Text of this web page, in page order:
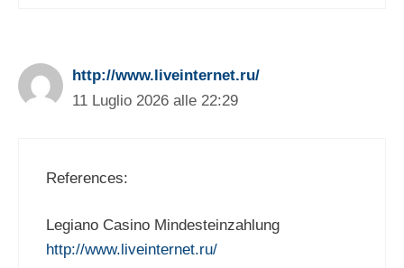
http://www.liveinternet.ru/
11 Luglio 2026 alle 22:29
References:
Legiano Casino Mindesteinzahlung
http://www.liveinternet.ru/